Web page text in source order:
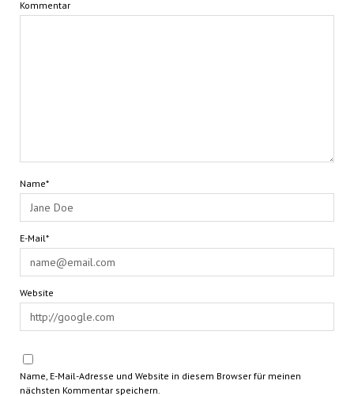
Kommentar
Name*
E-Mail*
Website
Name, E-Mail-Adresse und Website in diesem Browser für meinen
nächsten Kommentar speichern.